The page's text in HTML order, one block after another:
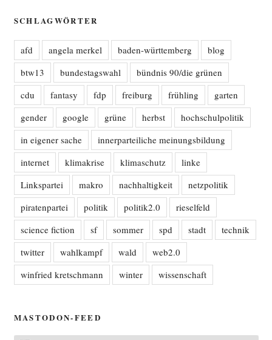
SCHLAGWÖRTER
afd angela merkel baden-württemberg
blog
btw13
bundestagswahl
bündnis 90/die grünen
cdu
fantasy fdp freiburg frühling
garten
gender
google grüne herbst
hochschulpolitik
in eigener sache
innerparteiliche meinungsbildung
internet
klimakrise klimaschutz
linke
Linkspartei
makro nachhaltigkeit
netzpolitik
piratenpartei
politik politik2.0
rieselfeld
science fiction
sf sommer spd stadt
technik
twitter
wahlkampf wald
web2.0
winfried kretschmann
winter wissenschaft
MASTODON-FEED